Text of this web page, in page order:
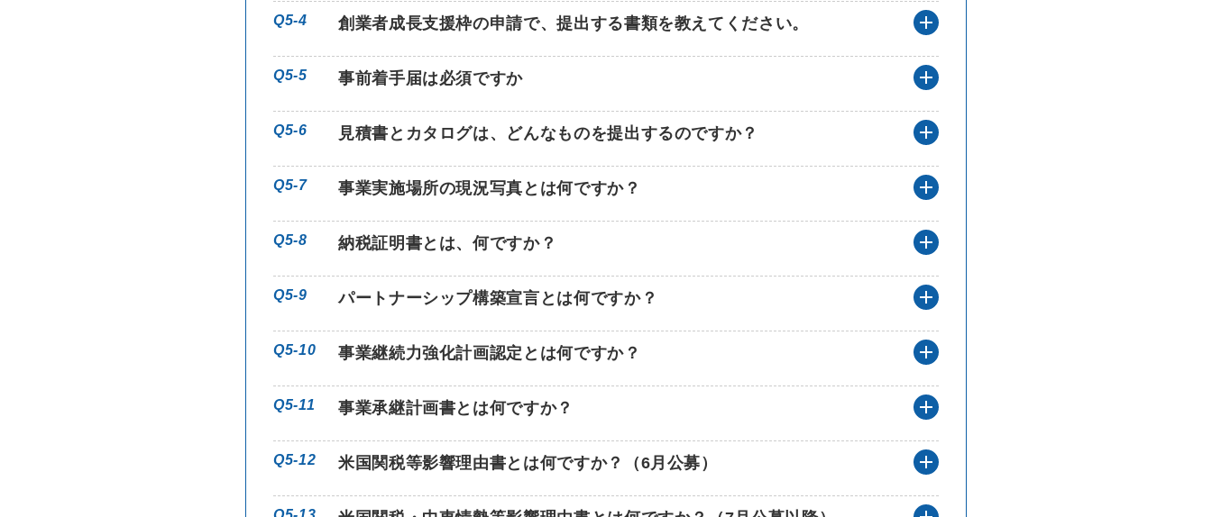
Q5-4 創業者成長支援枠の申請で、提出する書類を教えてください。
創業者成長支援枠の申請で、提出書類
Q5-5 事前着手届は必須ですか
事前着手届の要否の解答を開く
Q5-6 見積書とカタログは、どんなものを提出するのですか？
見積書とカタログの解答を開く
Q5-7 事業実施場所の現況写真とは何ですか？
現況写真の解答を開く
Q5-8 納税証明書とは、何ですか？
納税証明書の解答を開く
Q5-9 パートナーシップ構築宣言とは何ですか？
パートナーシップ構築宣言の解答を開
Q5-10 事業継続力強化計画認定とは何ですか？
事業継続力強化計画認定とは何ですか
Q5-11 事業承継計画書とは何ですか？
事業承継計画書とは何ですかの解答を
Q5-12 米国関税等影響理由書とは何ですか？（6月公募）
米国関税等影響理由書とは何ですかの